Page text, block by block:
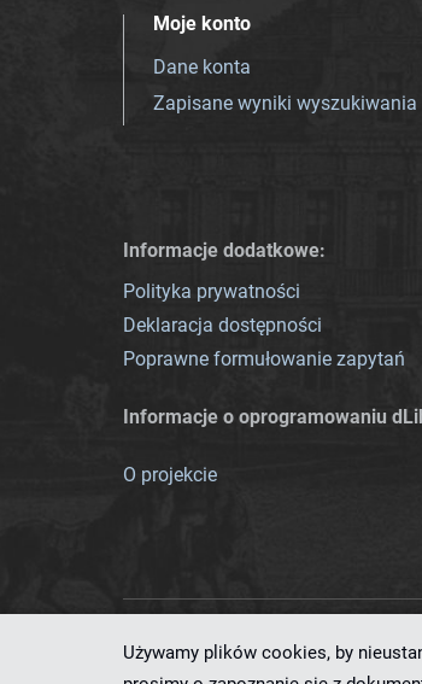
Moje konto
Dane konta
Zapisane wyniki wyszukiwania
Informacje dodatkowe:
Polityka prywatności
Deklaracja dostępności
Poprawne formułowanie zapytań
Informacje o oprogramowaniu
O projekcie
Ten serwis
Używamy plików cookies, by